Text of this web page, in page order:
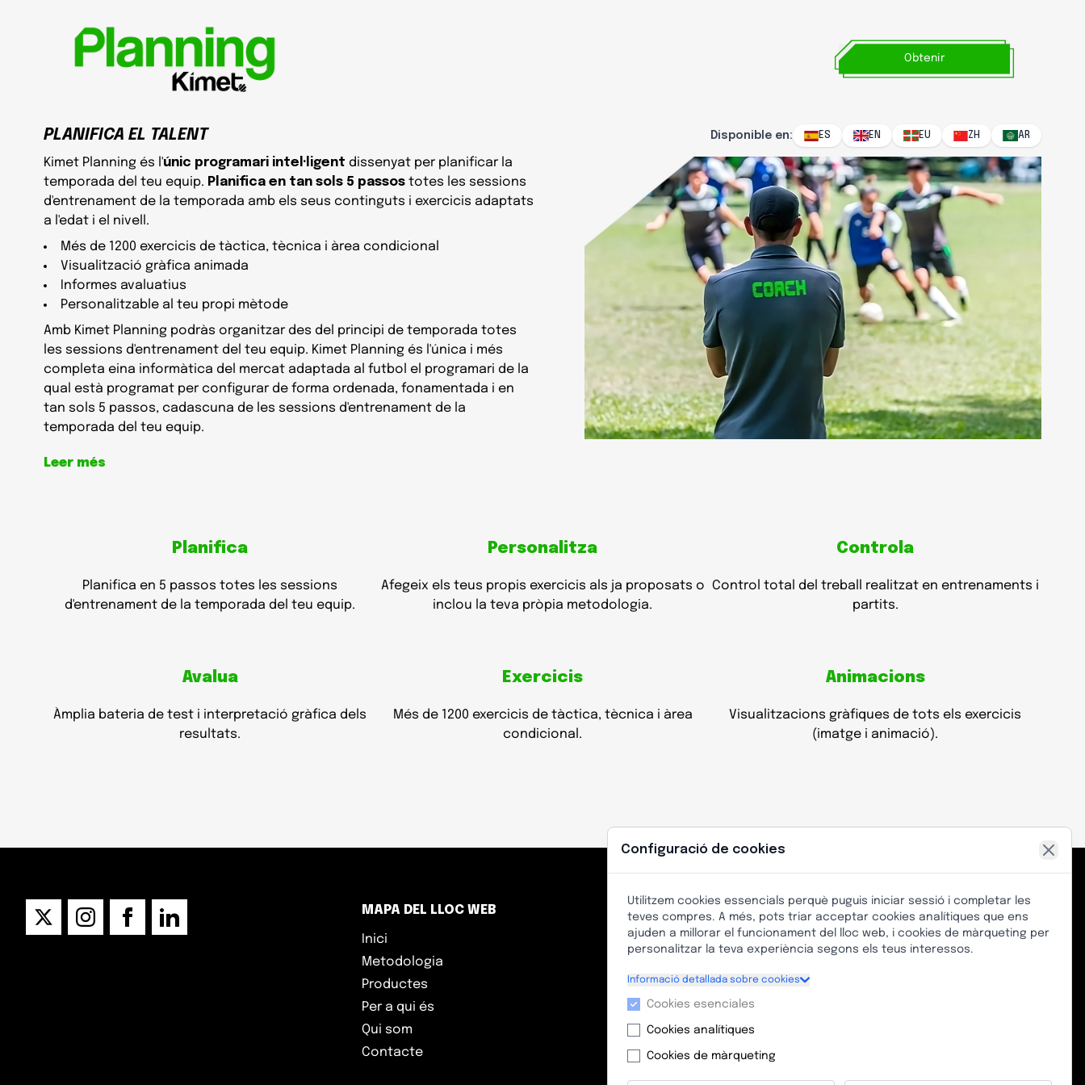
Obtenir
PLANIFICA EL TALENT
Kimet Planning és l'únic programari intel·ligent dissenyat per planificar la
temporada del teu equip. Planifica en tan sols 5 passos totes les sessions
d'entrenament de la temporada amb els seus continguts i exercicis adaptats
a l'edat i el nivell.
Més de 1200 exercicis de tàctica, tècnica i àrea condicional
Visualització gràfica animada
Informes avaluatius
Personalitzable al teu propi mètode
Amb Kimet Planning podràs organitzar des del principi de temporada totes
les sessions d'entrenament del teu equip. Kimet Planning és l'única i més
completa eina informàtica del mercat adaptada al futbol el programari de la
qual està programat per configurar de forma ordenada, fonamentada i en
tan sols 5 passos, cadascuna de les sessions d'entrenament de la
temporada del teu equip.
Disponible en: ES EN EU ZH AR
Leer més
Planifica
Planifica en 5 passos totes les sessions
d'entrenament de la temporada del teu equip.
Personalitza
Afegeix els teus propis exercicis als ja proposats o
inclou la teva pròpia metodologia.
Controla
Control total del treball realitzat en entrenaments i
partits.
Avalua
Àmplia bateria de test i interpretació gràfica dels
resultats.
Exercicis
Més de 1200 exercicis de tàctica, tècnica i àrea
condicional.
Animacions
Visualitzacions gràfiques de tots els exercicis
(imatge i animació).
MAPA DEL LLOC WEB
Inici
Metodologia
Productes
Per a qui és
Qui som
Contacte
ATENCIÓ AL CLIENT
TikiToki Zentroa, Avinguda Los Chopos, sense
Telèfon: (+34) 628 219 185
E-mail: info@kimetsport.com
Horari d'atenció al client:
Dilluns a divendres, de 9:00 a 13:00 (GMT+1)
Configuració de cookies
Utilitzem cookies essencials perquè puguis iniciar sessió i completar les
teves compres. A més, pots triar acceptar cookies analítiques que ens
ajuden a millorar el funcionament del lloc web, i cookies de màrqueting per
personalitzar la teva experiència segons els teus interessos.
Informació detallada sobre cookies
Cookies esenciales
Cookies analítiques
Cookies de màrqueting